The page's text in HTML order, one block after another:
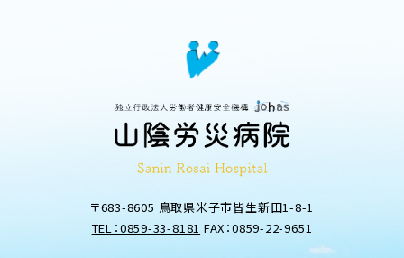
〒683-8605 鳥取県米子市皆生新田1-8-1
TEL：0859-33-8181 FAX：0859-22-9651